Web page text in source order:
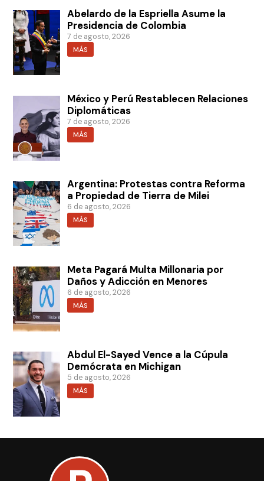
Abelardo de la Espriella Asume la
Presidencia de Colombia
7 de agosto, 2026
MÁS
México y Perú Restablecen Relaciones
Diplomáticas
7 de agosto, 2026
MÁS
Argentina: Protestas contra Reforma
a Propiedad de Tierra de Milei
6 de agosto, 2026
MÁS
Meta Pagará Multa Millonaria por
Daños y Adicción en Menores
6 de agosto, 2026
MÁS
Abdul El-Sayed Vence a la Cúpula
Demócrata en Michigan
5 de agosto, 2026
MÁS